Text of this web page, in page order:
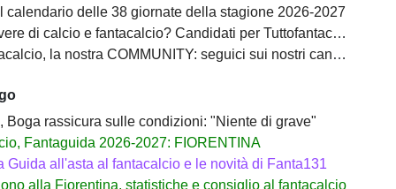
calendario delle 38 giornate della stagione 2026-2027
di calcio e fantacalcio? Candidati per Tuttofantacalcio
la nostra COMMUNITY: seguici sui nostri canali social
Boga rassicura sulle condizioni: "Niente di grave"
Fantaguida 2026-2027: FIORENTINA
Guida all'asta al fantacalcio e le novità di Fanta131
alla Fiorentina, statistiche e consiglio al fantacalcio